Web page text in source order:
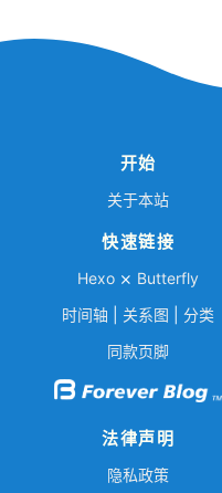
开始
关于本站
快速链接
Hexo ⨯ Butterfly
时间轴
关系图
分类
同款页脚
法律声明
隐私政策